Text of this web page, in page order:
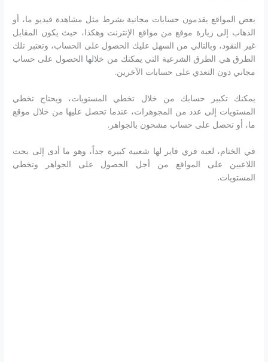
بعض المواقع يقدمون حسابات مجانية بشرط مثل مشاهدة فيديو ما، أو
الذهاب إلى زيارة موقع من مواقع الإنترنت وهكذا، حيث يكون المقابل
غير النقود، وبالتالي من السهل عليك الحصول على الحساب، وتعتبر تلك
الطرق هي الطرق الشرعية التي يمكنك من خلالها الحصول على حساب
مجاني دون التعدي على حسابات الآخرين.
يمكنك تكبير حسابك من خلال تخطي المستويات، ويحتاج تخطي
المستويات إلى عدد من المجوهرات، عندما تحصل عليها من خلال موقع
ما، أو تحصل على حساب مشحون بالجواهر.
في الختام، لعبة فري فاير لها شعبية كبيرة جداً، وهو ما أدى إلى بحث
اللاعبين على المواقع من أجل الحصول على الجواهر وتخطي
المستويات.